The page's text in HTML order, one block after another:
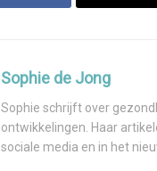
Sophie de Jong
Sophie schrijft over
ontwikkelingen. Haar
sociale media en in het